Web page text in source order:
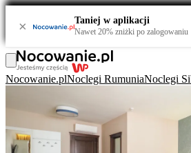
× Taniej w aplikacji
Nawet 20% zniżki po zalogowaniu
Nocowanie.plNoclegi RumuniaNoclegi